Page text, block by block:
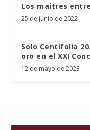
Los maitres
25 de junio de 2022
Solo Centifolia
oro en el XXI
12 de mayo de 2023